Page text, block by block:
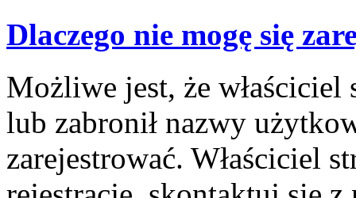
Dlaczego nie mogę się
Możliwe jest, że właściciel
lub zabronił nazwy
zarejestrować. Właściciel